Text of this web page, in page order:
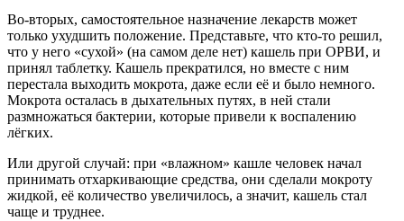
Во-вторых, самостоятельное назначение лекарств может
только ухудшить положение. Представьте, что кто-то решил,
что у него «сухой» (на самом деле нет) кашель при ОРВИ, и
принял таблетку. Кашель прекратился, но вместе с ним
перестала выходить мокрота, даже если её и было немного.
Мокрота осталась в дыхательных путях, в ней стали
размножаться бактерии, которые привели к воспалению
лёгких.
Или другой случай: при «влажном» кашле человек начал
принимать отхаркивающие средства, они сделали мокроту
жидкой, её количество увеличилось, а значит, кашель стал
чаще и труднее.